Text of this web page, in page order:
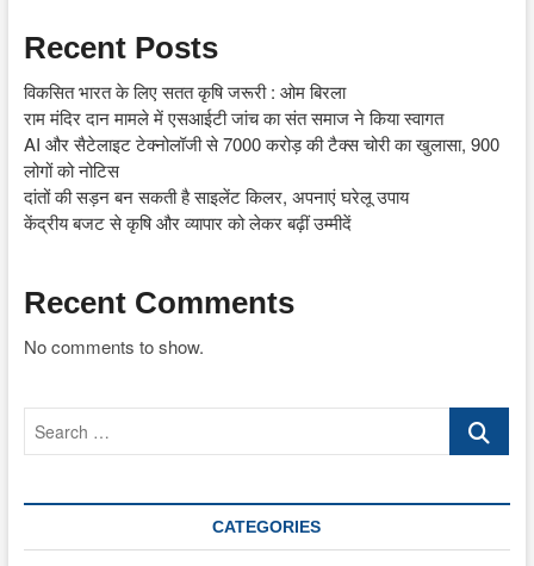
Recent Posts
विकसित भारत के लिए सतत कृषि जरूरी : ओम बिरला
राम मंदिर दान मामले में एसआईटी जांच का संत समाज ने किया स्वागत
AI और सैटेलाइट टेक्नोलॉजी से 7000 करोड़ की टैक्स चोरी का खुलासा, 900
लोगों को नोटिस
दांतों की सड़न बन सकती है साइलेंट किलर, अपनाएं घरेलू उपाय
केंद्रीय बजट से कृषि और व्यापार को लेकर बढ़ीं उम्मीदें
Recent Comments
No comments to show.
Search
CATEGORIES